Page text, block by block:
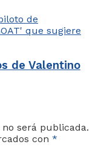
de Valentino
será publicada.
con *